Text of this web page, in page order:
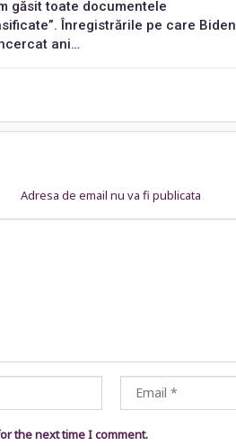
găsit toate documentele
Înregistrările pe care Biden
ani…
Adresa de email nu va fi publicata
the next time I comment.